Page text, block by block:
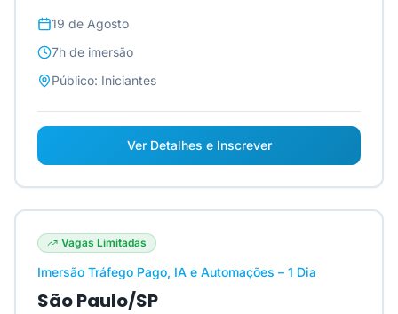
19 de Agosto
7h de imersão
Público: Iniciantes
Ver Detalhes e Inscrever
Vagas Limitadas
Imersão Tráfego Pago, IA e Automações – 1 Dia
São Paulo/SP